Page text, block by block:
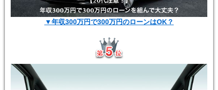
▼年収300万円で300万円のローンはOK？